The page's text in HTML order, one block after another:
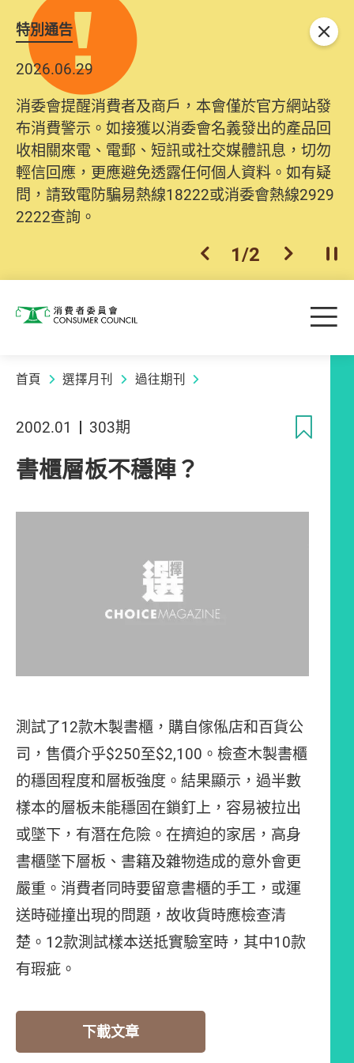
特別通告
2026.06.29
消委會提醒消費者及商戶，本會僅於官方網站發
布消費警示。如接獲以消委會名義發出的產品回
收相關來電、電郵、短訊或社交媒體訊息，切勿
輕信回應，更應避免透露任何個人資料。如有疑
問，請致電防騙易熱線18222或消委會熱線2929
2222查詢。
上一個
1/2 下一個開
關閉
消費者委員會 目
首頁 選擇月刊 過往期刊
2002.01 303期
書櫃層板不穩陣？
測試了12款木製書櫃，購自傢俬店和百貨公
司，售價介乎$250至$2,100。檢查木製書櫃
的穩固程度和層板強度。結果顯示，過半數
樣本的層板未能穩固在鎖釘上，容易被拉出
或墜下，有潛在危險。在擠迫的家居，高身
書櫃墜下層板、書籍及雜物造成的意外會更
嚴重。消費者同時要留意書櫃的手工，或運
送時碰撞出現的問題，故收貨時應檢查清
楚。12款測試樣本送抵實驗室時，其中10款
有瑕疵。
下載文章